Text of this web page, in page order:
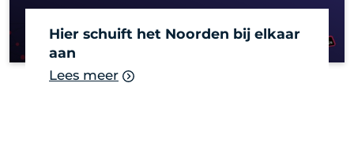
Hier schuift het Noorden bij elkaar
aan
Lees meer